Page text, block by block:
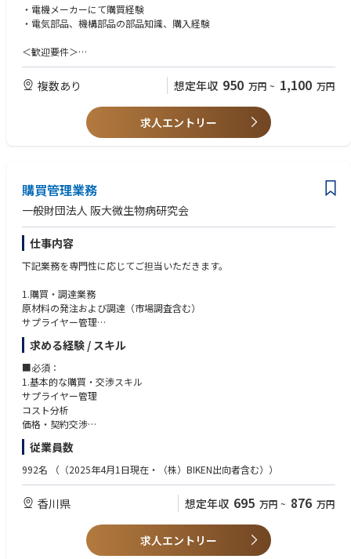
■主な業務内容
・部品調達フォロー、確認
・開発購買（ve品）
・ローカルメンバー社員の採用・育成／マネジメント
■OJTトレーニング
ご入社後は、国内工場（高松工場・グローバルEMSセンター）でのOJTト
レーニングを予定しております。
■海外購買の特徴
購買方針として、現地での調達がメインでお客様にとって最良の品質、コ
スト、納期（QCD）を兼ね備えた部品を提案することを重視しておりま
す。
また、上記に加えて、香港／マレーシア／日本の国際購買部門との連携に
より、最適な部品調達及び提案を実施しております。
■キャリアパス
他の海外工場の購買担当、本ポジション領域のスペシャリスト、購買部の
管理職など
・電機メーカーにて購買経験
・電気部品、機構部品の部品知識、購入経験
＜歓迎要件＞
・海外への長期出張/海外赴任のご経験
・英語の日常会話レベル ※業務で使う言語は、日本語と英語です。
・VE(Value Engineering),VA(Value Analysis)の経験
・品質に関するスキル、部品メーカーに関するスキル
・商品化（製品立ち上げ）において、各イベント毎に購買、技術、QAなど
＜求める人物像＞
・社内外のネットワークを積極的に広げていこうという気持ちを持ってい
る方
・赴任先のルールや文化を理解して適応、順応していく力を持っている方
複数あり 想定年収 950 万円 ~ 1,100 万円
求人エントリー
購買管理業務
一般財団法人 阪大微生物病研究会
仕事内容
下記業務を専門性に応じてご担当いただきます。
1.購買・調達業務
原材料の発注および調達（市場調査含む）
サプライヤー管理
2.コスト管理・価格交渉
コスト分析
価格交渉
3.社内調整・連携
生産計画作成部署との連携し、購買計画を立案
求める経験 / スキル
■必須：
1.基本的な購買・交渉スキル
サプライヤー管理
コスト分析
価格・契約交渉
2.戦略的な調達の策定・実行
供給リスクの評価
品質問題の早期検知
4.コミュニケーション・調整力
社内関連部署（品質保証部、品質管理部、原薬部、製剤部等）との連携
従業員数
992名 （（2025年4月1日現在・（株）BIKEN出向者含む））
香川県 想定年収 695 万円 ~ 876 万円
求人エントリー